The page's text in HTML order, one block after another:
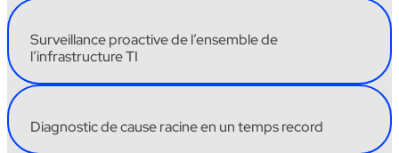
Surveillanceproactivedel’ensemblede
l’infrastructureTI
Diagnosticde causeracineen untempsrecord